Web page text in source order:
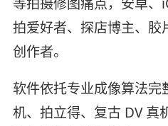
等拍摄修图痛点，安卓、
拍爱好者、探店博主、胶
创作者。
软件依托专业成像算法完
机、拍立得、复古 DV 真